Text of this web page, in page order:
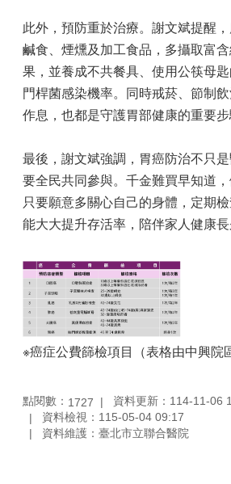
此外，預防重於治療。謝文斌提醒，
鹹食、煙燻及加工食品，多攝取富
果，並養成不共餐具、使用公筷母
門桿菌感染機率。同時戒菸、節制
作息，也都是守護胃部健康的重要步
最後，謝文斌強調，胃癌防治不只
要全民共同參與。千金難買早知道，
只要願意多關心自己的身體，定期
能大大提升存活率，陪伴家人健康長
※癌症公費篩檢項目（表格由中興院
點閱數： 1727
資料更新：114-11-06
資料檢視：115-05-04 09:17
資料維護：臺北市立聯合醫院